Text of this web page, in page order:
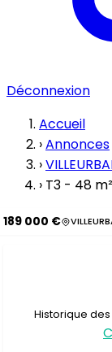
Déconnexion
Accueil
›Annonces
›
› T3 - 48
189 000 €
Historique